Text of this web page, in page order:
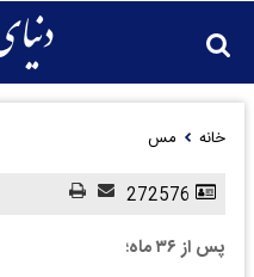
خانه مس
پس از ۳۶ ماه؛